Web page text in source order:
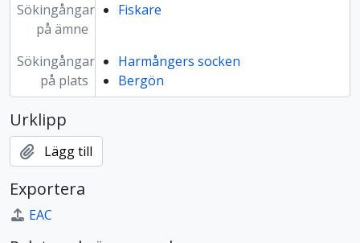
Sökingångar
på ämne
Fiskare
Sökingångar
på plats
Harmångers socken
Bergön
Urklipp
Lägg till
Exportera
EAC